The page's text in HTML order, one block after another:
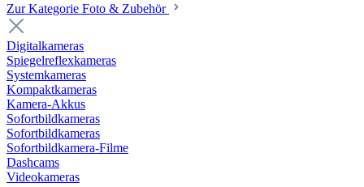
Zur Kategorie Foto & Zubehör
Digitalkameras
Spiegelreflexkameras
Systemkameras
Kompaktkameras
Kamera-Akkus
Sofortbildkameras
Sofortbildkameras
Sofortbildkamera-Filme
Dashcams
Videokameras